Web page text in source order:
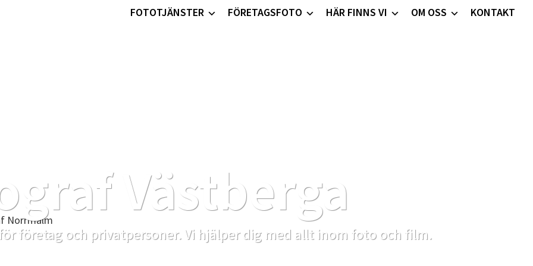
FOTOTJÄNSTER FÖRETAGSFOTO HÄR FINNS VI OM OSS KONTAKT
Västberga
företag och privatpersoner. Vi hjälper dig med allt inom foto och film.